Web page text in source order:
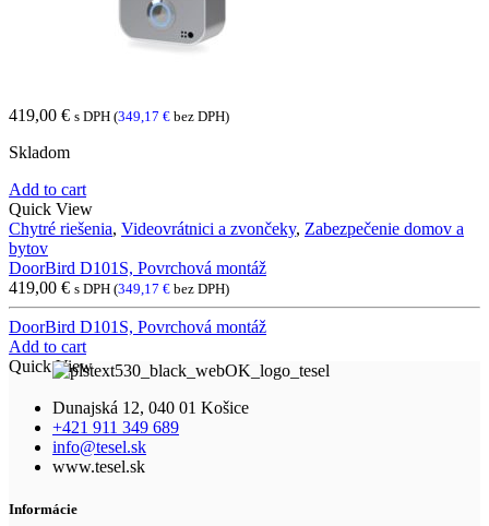
419,00 € s DPH (349,17 € bez DPH)
Skladom
Add to cart
Quick View
Chytré riešenia, Videovrátnici a zvončeky, Zabezpečenie domov a
bytov
DoorBird D101S, Povrchová montáž
419,00 € s DPH (349,17 € bez DPH)
DoorBird D101S, Povrchová montáž
Add to cart
Quick View
Dunajská 12, 040 01 Košice
+421 911 349 689
info@tesel.sk
www.tesel.sk
Informácie